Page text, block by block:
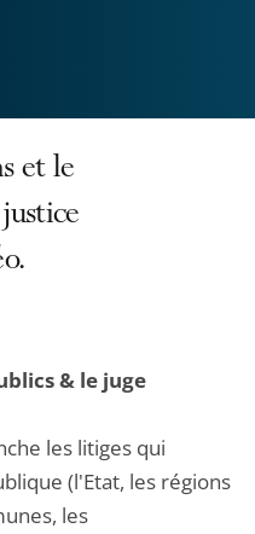
et le
& le juge
les litiges qui
(l'Etat, les régions
les